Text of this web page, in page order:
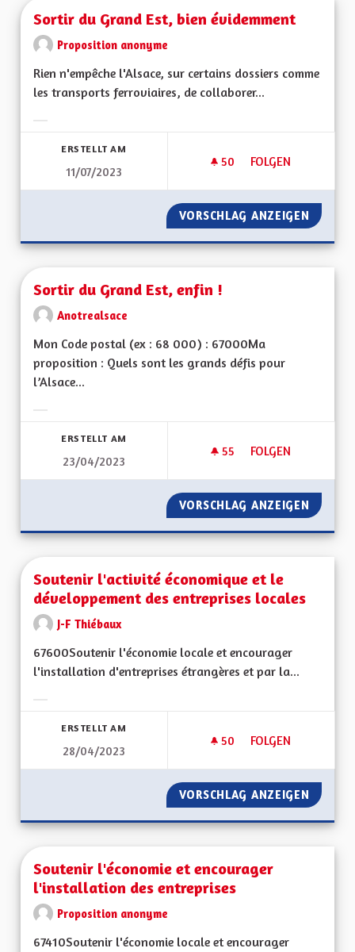
Sortir du Grand Est, bien évidemment
Proposition anonyme
Rien n'empêche l'Alsace, sur certains dossiers comme
les transports ferroviaires, de collaborer...
ERSTELLT AM
11/07/2023
50 50 FOLLOWER
FOLGEN
SORTIR DU
VORSCHLAG ANZEIGEN
Sortir du Grand Est, enfin !
Anotrealsace
Mon Code postal (ex : 68 000) : 67000Ma
proposition : Quels sont les grands défis pour
l’Alsace...
ERSTELLT AM
23/04/2023
55 55 FOLLOWER
FOLGEN
SORTIR DU GRAND
VORSCHLAG ANZEIGEN
Soutenir l'activité économique et le
développement des entreprises locales
J-F Thiébaux
67600Soutenir l'économie locale et encourager
l'installation d'entreprises étrangères et par la...
ERSTELLT AM
28/04/2023
50 50 FOLLOWER
FOLGEN
SOUTENIR
VORSCHLAG ANZEIGEN
Soutenir l'économie et encourager
l'installation des entreprises
Proposition anonyme
67410Soutenir l'économie locale et encourager